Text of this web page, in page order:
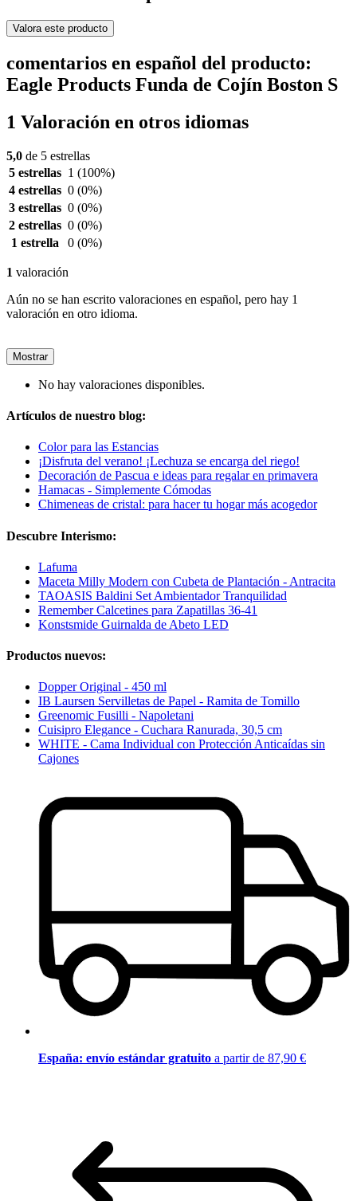
Valora este producto
comentarios en español del producto:
Eagle Products Funda de Cojín Boston S
1 Valoración en otros idiomas
5,0 de 5 estrellas
5 estrellas 1 (100%)
4 estrellas 0 (0%)
3 estrellas 0 (0%)
2 estrellas 0 (0%)
1 estrella
0 (0%)
1 valoración
Aún no se han escrito valoraciones en español, pero hay 1
valoración en otro idioma.
Mostrar
No hay valoraciones disponibles.
Artículos de nuestro blog:
Color para las Estancias
¡Disfruta del verano! ¡Lechuza se encarga del riego!
Decoración de Pascua e ideas para regalar en primavera
Hamacas - Simplemente Cómodas
Chimeneas de cristal: para hacer tu hogar más acogedor
Descubre Interismo:
Lafuma
Maceta Milly Modern con Cubeta de Plantación - Antracita
TAOASIS Baldini Set Ambientador Tranquilidad
Remember Calcetines para Zapatillas 36-41
Konstsmide Guirnalda de Abeto LED
Productos nuevos:
Dopper Original - 450 ml
IB Laursen Servilletas de Papel - Ramita de Tomillo
Greenomic Fusilli - Napoletani
Cuisipro Elegance - Cuchara Ranurada, 30,5 cm
WHITE - Cama Individual con Protección Anticaídas sin
Cajones
España: envío estándar gratuito a partir de 87,90 €